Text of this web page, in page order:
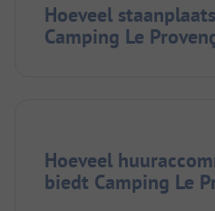
Hoeveel
Camping Le
Hoeveel
biedt Camping Le